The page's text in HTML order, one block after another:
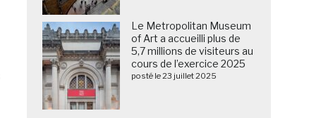
Le Metropolitan Museum
of Art a accueilli plus de
5,7 millions de visiteurs au
cours de l’exercice 2025
posté le 23 juillet 2025